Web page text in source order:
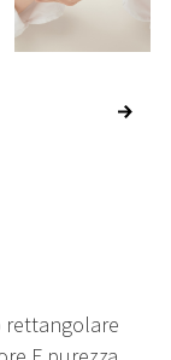
rettangolare